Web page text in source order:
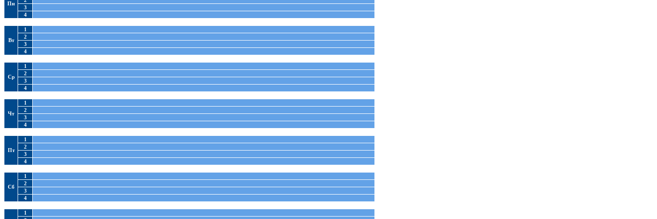
Пн
3
4
Вт
1
2
3
4
Ср
1
2
3
4
Чт
1
2
3
4
Пт
1
2
3
4
Сб
1
2
3
4
1